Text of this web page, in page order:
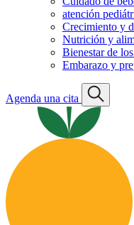
atención
Crecimiento y
Nutrición y
Bienestar de
Embarazo y
Agenda una cita